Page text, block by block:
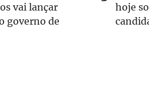
vai lançar
governo de
hoje